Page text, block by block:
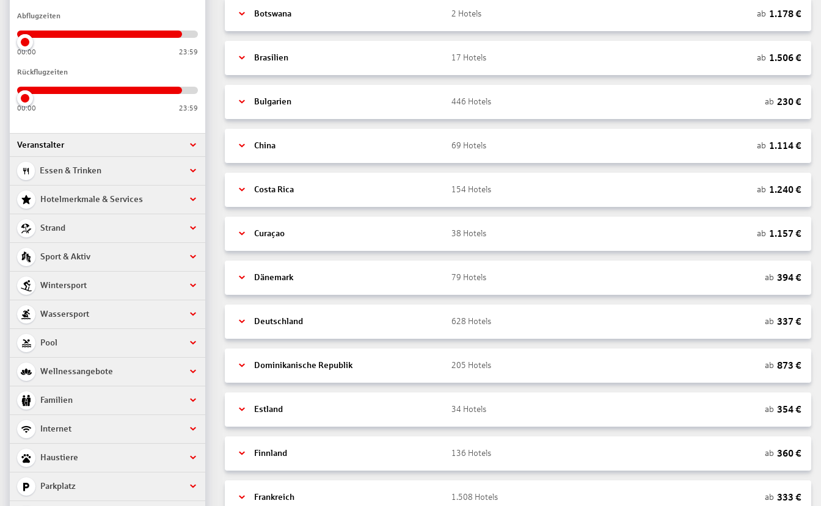
Abflugzeiten
00:00 23:59
Rückflugzeiten
00:00 23:59
Veranstalter
Essen & Trinken
Hotelmerkmale & Services
Strand
Sport & Aktiv
Wintersport
Wassersport
Pool
Wellnessangebote
Familien
Internet
Haustiere
Parkplatz
Botswana 2 Hotels ab 1.178€
Brasilien 17 Hotels ab 1.506€
Bulgarien 446 Hotels ab 230€
China 69 Hotels ab 1.114€
Costa Rica 154 Hotels ab 1.240€
Curaçao 38 Hotels ab 1.157 €
Dänemark 79 Hotels ab 394€
Deutschland 628 Hotels ab 337 €
Dominikanische Republik 205 Hotels ab 873 €
Estland 34 Hotels ab 354€
Finnland 136 Hotels ab 360€
Frankreich 1.508 Hotels ab 333 €